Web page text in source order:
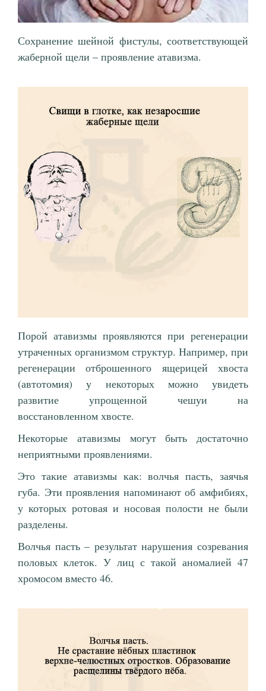
Сохранение шейной фистулы, соответствующей
жаберной щели – проявление атавизма.
Порой атавизмы проявляются при регенерации
утраченных организмом структур. Например, при
регенерации отброшенного ящерицей хвоста
(автотомия) у некоторых можно увидеть
развитие упрощенной чешуи на
восстановленном хвосте.
Некоторые атавизмы могут быть достаточно
неприятными проявлениями.
Это такие атавизмы как: волчья пасть, заячья
губа. Эти проявления напоминают об амфибиях,
у которых ротовая и носовая полости не были
разделены.
Волчья пасть – результат нарушения созревания
половых клеток. У лиц с такой аномалией 47
хромосом вместо 46.